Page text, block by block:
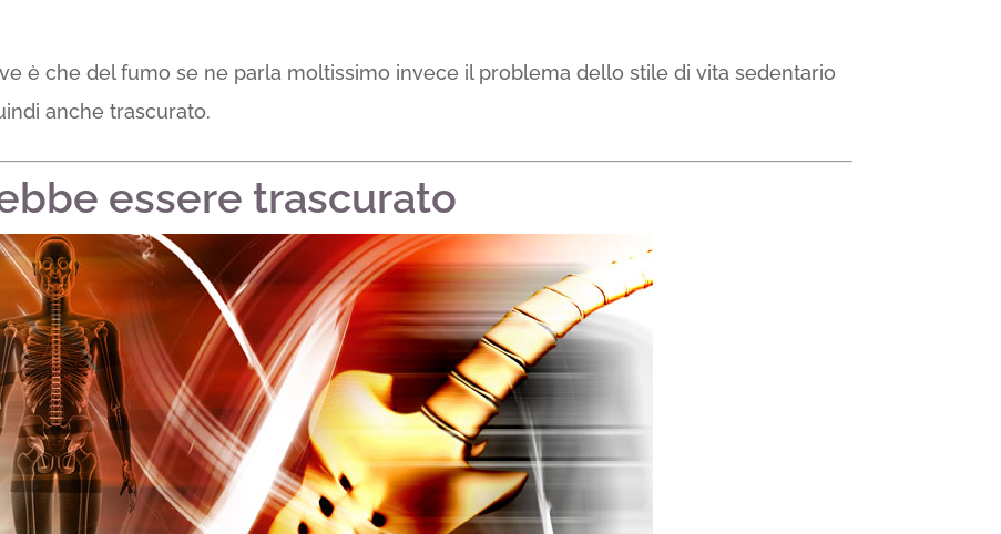
è che del fumo se ne parla moltissimo invece il problema dello stile di vita sedentario
anche trascurato.
essere trascurato